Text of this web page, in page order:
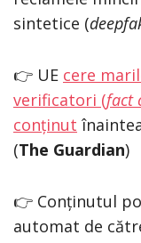
sintetice (
👉 UE cere
verificatori (fact
conținut
(The Guardian)
👉 Conținutul
automat de